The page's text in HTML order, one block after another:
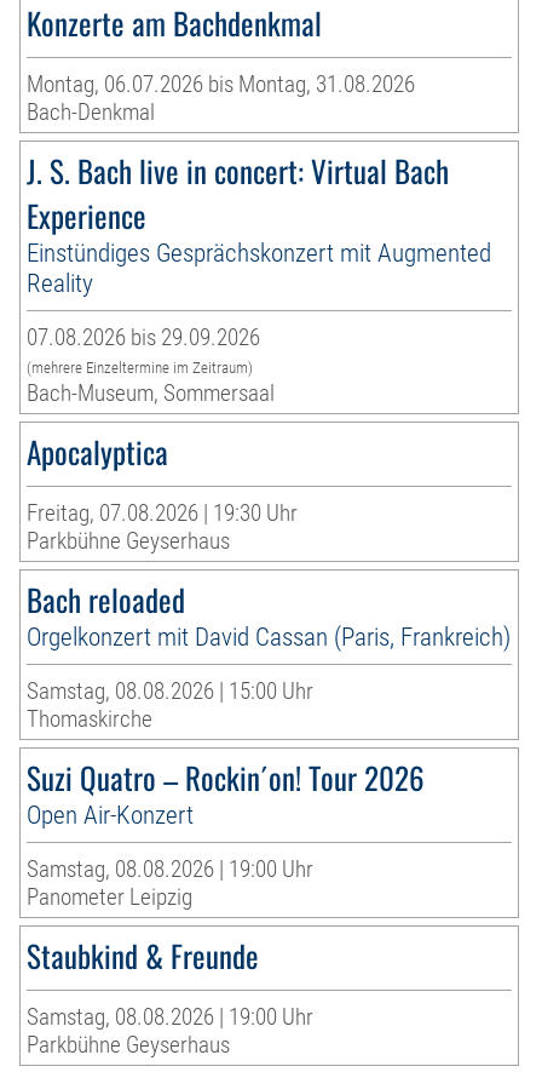
Konzerte am Bachdenkmal
Montag, 06.07.2026 bis Montag, 31.08.2026
Bach-Denkmal
J. S. Bach live in concert: Virtual Bach
Experience
Einstündiges Gesprächskonzert mit Augmented
Reality
07.08.2026 bis 29.09.2026
(mehrere Einzeltermine im Zeitraum)
Bach-Museum, Sommersaal
Apocalyptica
Freitag, 07.08.2026 | 19:30 Uhr
Parkbühne Geyserhaus
Bach reloaded
Orgelkonzert mit David Cassan (Paris, Frankreich)
Samstag, 08.08.2026 | 15:00 Uhr
Thomaskirche
Suzi Quatro – Rockin´on! Tour 2026
Open Air-Konzert
Samstag, 08.08.2026 | 19:00 Uhr
Panometer Leipzig
Staubkind & Freunde
Samstag, 08.08.2026 | 19:00 Uhr
Parkbühne Geyserhaus